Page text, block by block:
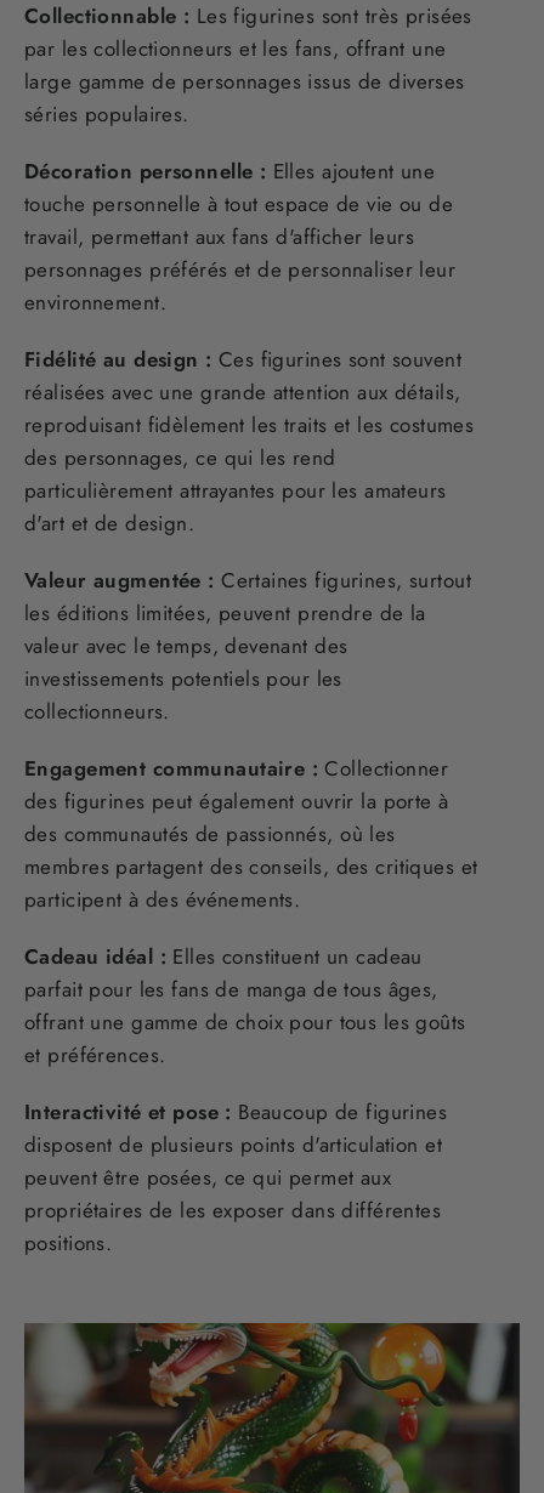
Collectionnable : Les figurines sont très prisées
par les collectionneurs et les fans, offrant une
large gamme de personnages issus de diverses
séries populaires.
Décoration personnelle : Elles ajoutent une
touche personnelle à tout espace de vie ou de
travail, permettant aux fans d'afficher leurs
personnages préférés et de personnaliser leur
environnement.
Fidélité au design : Ces figurines sont souvent
réalisées avec une grande attention aux détails,
reproduisant fidèlement les traits et les costumes
des personnages, ce qui les rend
particulièrement attrayantes pour les amateurs
d'art et de design.
Valeur augmentée : Certaines figurines, surtout
les éditions limitées, peuvent prendre de la
valeur avec le temps, devenant des
investissements potentiels pour les
collectionneurs.
Engagement communautaire : Collectionner
des figurines peut également ouvrir la porte à
des communautés de passionnés, où les
membres partagent des conseils, des critiques et
participent à des événements.
Cadeau idéal : Elles constituent un cadeau
parfait pour les fans de manga de tous âges,
offrant une gamme de choix pour tous les goûts
et préférences.
Interactivité et pose : Beaucoup de figurines
disposent de plusieurs points d'articulation et
peuvent être posées, ce qui permet aux
propriétaires de les exposer dans différentes
positions.